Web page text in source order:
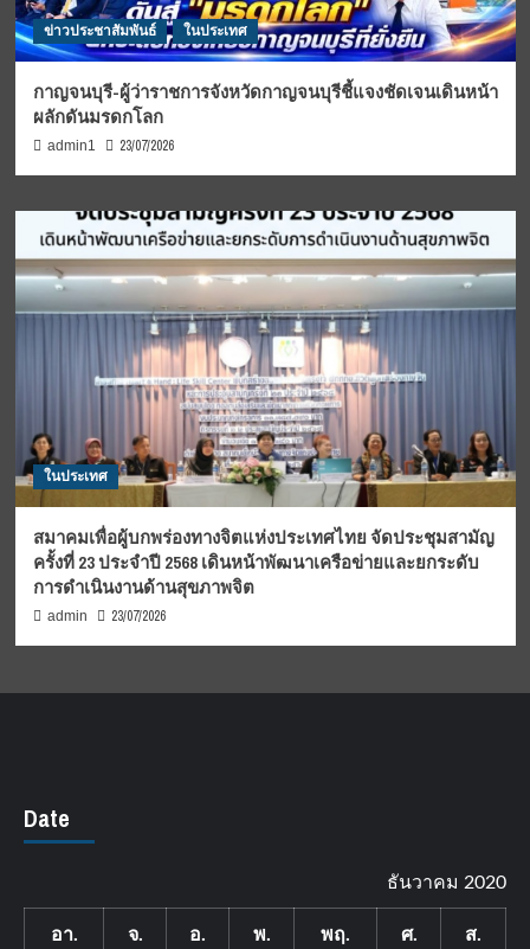
ข่าวประชาสัมพันธ์ ในประเทศ
กาญจนบุรี-ผู้ว่าราชการจังหวัดกาญจนบุรีชี้แจงชัดเจนเดินหน้า
ผลักดันมรดกโลก
admin1 23/07/2026
ในประเทศ
สมาคมเพื่อผู้บกพร่องทางจิตแห่งประเทศไทย จัดประชุมสามัญ
ครั้งที่ 23 ประจำปี 2568 เดินหน้าพัฒนาเครือข่ายและยกระดับ
การดำเนินงานด้านสุขภาพจิต
admin 23/07/2026
Date
ธันวาคม 2020
อา. จ. อ. พ. พฤ. ศ. ส.